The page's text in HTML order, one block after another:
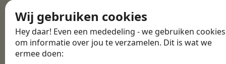
Wij gebruiken cookies
Hey daar! Even een mededeling - we gebruiken cookies
om informatie over jou te verzamelen. Dit is wat we
ermee doen: